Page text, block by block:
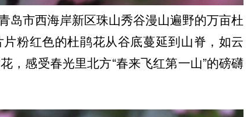
岛市西海岸新区珠山秀谷漫山遍野的万亩杜
粉红色的杜鹃花从谷底蔓延到山脊，如云
，感受春光里北方“春来飞红第一山”的磅礴